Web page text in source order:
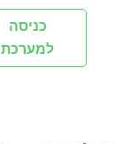
כניסה
למערכת